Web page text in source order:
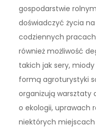
gospodarstwie
doświadczyć życia
codziennych
również możliwość
takich jak sery,
formą agroturystyki
organizują warsztaty
o ekologii, uprawach
niektórych